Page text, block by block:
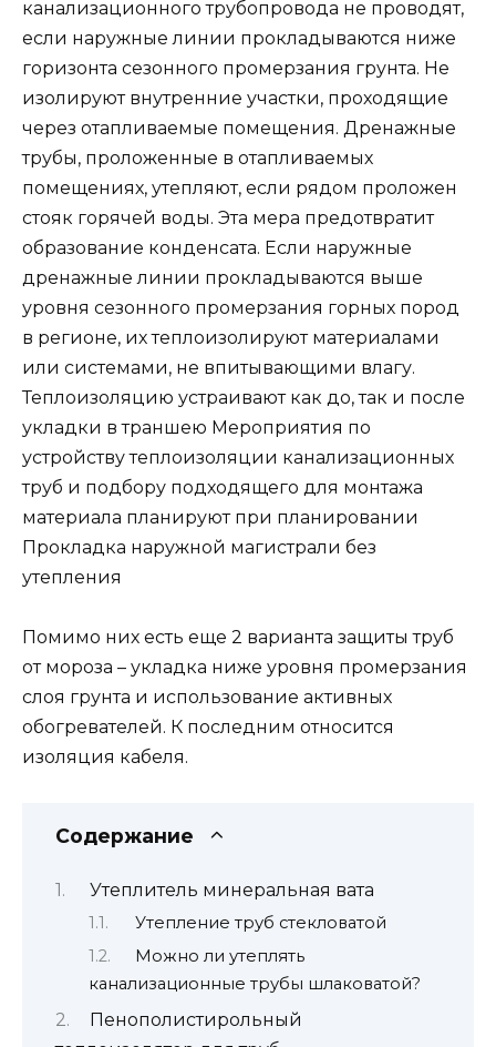
канализационного трубопровода не проводят,
если наружные линии прокладываются ниже
горизонта сезонного промерзания грунта. Не
изолируют внутренние участки, проходящие
через отапливаемые помещения. Дренажные
трубы, проложенные в отапливаемых
помещениях, утепляют, если рядом проложен
стояк горячей воды. Эта мера предотвратит
образование конденсата. Если наружные
дренажные линии прокладываются выше
уровня сезонного промерзания горных пород
в регионе, их теплоизолируют материалами
или системами, не впитывающими влагу.
Теплоизоляцию устраивают как до, так и после
укладки в траншею Мероприятия по
устройству теплоизоляции канализационных
труб и подбору подходящего для монтажа
материала планируют при планировании
Прокладка наружной магистрали без
утепления
Помимо них есть еще 2 варианта защиты труб
от мороза – укладка ниже уровня промерзания
слоя грунта и использование активных
обогревателей. К последним относится
изоляция кабеля.
Содержание
Утеплитель минеральная вата
Утепление труб стекловатой
Можно ли утеплять
канализационные трубы шлаковатой?
Пенополистирольный